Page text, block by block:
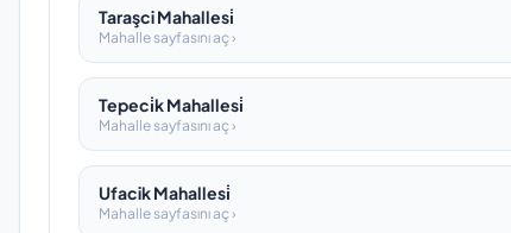
Taraşci Mahallesi̇
Mahalle sayfasını aç ›
Tepeci̇k Mahallesi̇
Mahalle sayfasını aç ›
Ufacik Mahallesi̇
Mahalle sayfasını aç ›